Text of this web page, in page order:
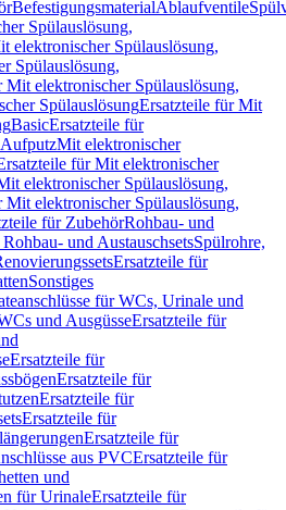
BefestigungsmaterialAblaufventile
Spülauslösung,
elektronischer Spülauslösung,
Spülauslösung,
Mit elektronischer Spülauslösung,
SpülauslösungErsatzteile für Mit
BasicErsatzteile für
Mit elektronischer
für Mit elektronischer
elektronischer Spülauslösung,
Mit elektronischer Spülauslösung,
für ZubehörRohbau- und
und AustauschsetsSpülrohre,
Ersatzteile für
Sonstiges
für WCs, Urinale und
und AusgüsseErsatzteile für
Ersatzteile für
Ersatzteile für
Ersatzteile für
Ersatzteile für
Ersatzteile für
aus PVCErsatzteile für
und
für UrinaleErsatzteile für